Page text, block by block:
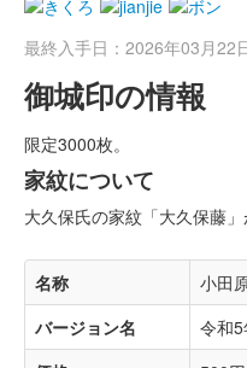
最終入手日：2026年03月22
御城印の情報
限定3000枚。
家紋について
大久保氏の家紋「大久保藤」
名称
小田
バージョン名
令和